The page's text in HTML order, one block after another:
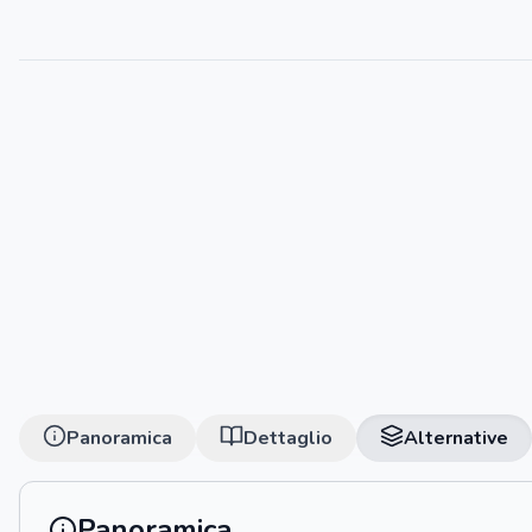
Panoramica Dettaglio Alternative